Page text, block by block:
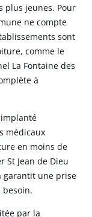
plus jeunes. Pour
ne compte
sont
comme le
La Fontaine des
à
implanté
médicaux
en moins de
St Jean de Dieu
garantit une prise
besoin.
par la